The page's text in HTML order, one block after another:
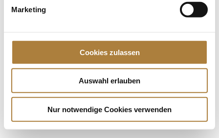
Marketing
Cookies zulassen
Auswahl erlauben
Nur notwendige Cookies verwenden
Talentpool-Athlet Calvin Böckmann wird U25-